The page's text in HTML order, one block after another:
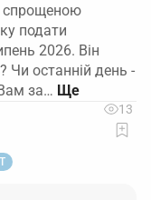
спрощеною
подати
2026. Він
Чи останній день -
за…
13